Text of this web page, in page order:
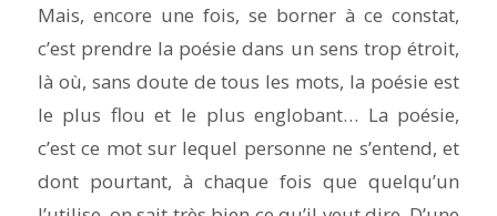
Mais, encore une fois, se borner à ce constat,
c’est prendre la poésie dans un sens trop étroit,
là où, sans doute de tous les mots, la poésie est
le plus flou et le plus englobant… La poésie,
c’est ce mot sur lequel personne ne s’entend, et
dont pourtant, à chaque fois que quelqu’un